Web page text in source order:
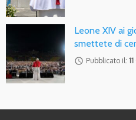
Leone XIV ai
smettete di
access_time Pubblicato il: